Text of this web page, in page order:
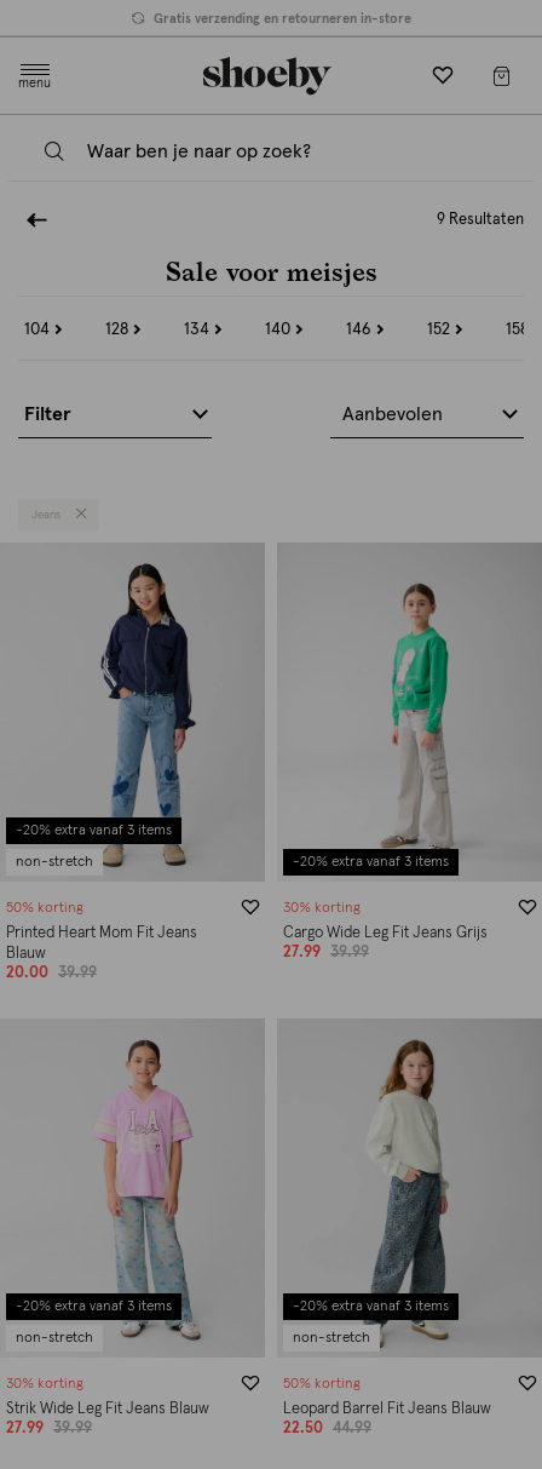
Gratis verzending en retourneren in-store
menu
9 Resultaten
Sale voor meisjes
104
Refine
128
Refine
134
Refine
140
Refine
146
Refine
152
Refine
158
Filter Aanbevolen
Jeans
-20% extra vanaf 3 items
non-stretch
50% korting
Printed Heart Mom Fit Jeans
Blauw
20.00
39.99
-20% extra vanaf 3 items
30% korting
Cargo Wide Leg Fit Jeans Grijs
27.99
39.99
-20% extra vanaf 3 items
non-stretch
30% korting
Strik Wide Leg Fit Jeans Blauw
27.99
39.99
-20% extra vanaf 3 items
non-stretch
50% korting
Leopard Barrel Fit Jeans Blauw
22.50
44.99